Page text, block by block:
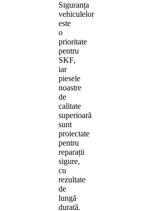
Siguranța
vehiculelor
este
o
prioritate
pentru
SKF,
iar
piesele
noastre
de
calitate
superioară
sunt
proiectate
pentru
reparații
sigure,
cu
rezultate
de
lungă
durată.